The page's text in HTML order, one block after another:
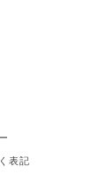
表記